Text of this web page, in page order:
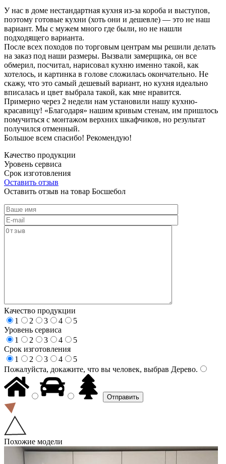
У нас в доме нестандартная кухня из-за короба и выступов,
поэтому готовые кухни (хоть они и дешевле) — это не наш
вариант. Мы с мужем много где были, но не нашли
подходящего варианта.
После всех походов по торговым центрам мы решили делать
на заказ под наши размеры. Вызвали замерщика, он все
обмерил, посчитал, нарисовал кухню именно такой, как
хотелось, и картинка в голове сложилась окончательно. Не
скажу, что это самый дешевый вариант, но кухня идеально
вписалась и цвет выбрала такой, как мне нравится.
Примерно через 2 недели нам установили нашу кухню-
красавицу! «Благодаря» нашим кривым стенам, им пришлось
помучиться с монтажом верхних шкафчиков, но результат
получился отменный.
Большое всем спасибо! Рекомендую!
Качество продукции
Уровень сервиса
Срок изготовления
Оставить отзыв
Оставить отзыв на товар Босшебол
Качество продукции
1
2 3 4
5
Уровень сервиса
1
2 3 4
5
Срок изготовления
1
2 3 4
5
Пожалуйста, докажите, что вы человек, выбрав Дерево.
Похожие модели